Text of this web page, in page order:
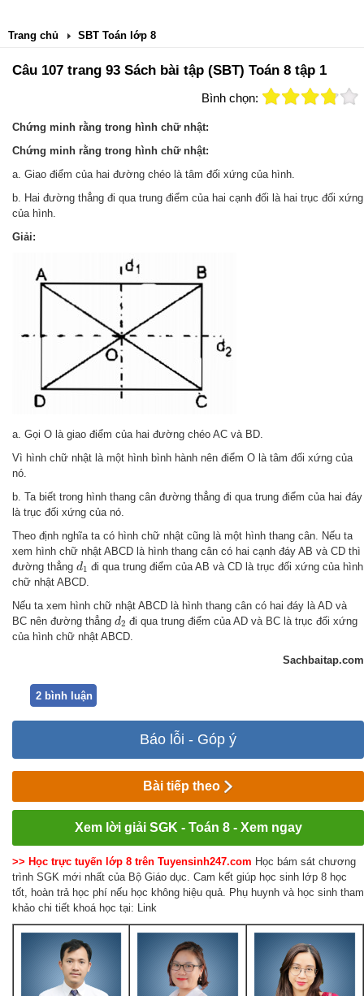
Trang chủ SBT Toán lớp 8
Câu 107 trang 93 Sách bài tập (SBT) Toán 8 tập 1
Bình chọn:
Chứng minh rằng trong hình chữ nhật:
Chứng minh rằng trong hình chữ nhật:
a. Giao điểm của hai đường chéo là tâm đối xứng của hình.
b. Hai đường thẳng đi qua trung điểm của hai cạnh đối là hai trục đối xứng
của hình.
Giải:
a. Gọi O là giao điểm của hai đường chéo AC và BD.
Vì hình chữ nhật là một hình bình hành nên điểm O là tâm đối xứng của
nó.
b. Ta biết trong hình thang cân đường thẳng đi qua trung điểm của hai đáy
là trục đối xứng của nó.
Theo định nghĩa ta có hình chữ nhật cũng là một hình thang cân. Nếu ta
xem hình chữ nhật ABCD là hình thang cân có hai cạnh đáy AB và CD thì
đường thẳng d1
d
đi qua trung điểm của AB và CD là trục đối xứng của hình
chữ nhật ABCD.
Nếu ta xem hình chữ nhật ABCD là hình thang cân có hai đáy là AD và
BC nên đường thẳng d2
d
đi qua trung điểm của AD và BC là trục đối xứng
của hình chữ nhật ABCD.
Sachbaitap.com
2 bình luận
Báo lỗi - Góp ý
Bài tiếp theo
Xem lời giải SGK - Toán 8 - Xem ngay
>> Học trực tuyến lớp 8 trên Tuyensinh247.com Học bám sát chương
trình SGK mới nhất của Bộ Giáo dục. Cam kết giúp học sinh lớp 8 học
tốt, hoàn trả học phí nếu học không hiệu quả. Phụ huynh và học sinh tham
khảo chi tiết khoá học tại: Link